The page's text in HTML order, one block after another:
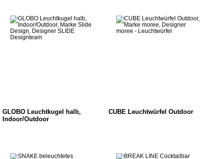
GLOBO Leuchtkugel halb,
Indoor/Outdoor
CUBE Leuchtwürfel Outdoor